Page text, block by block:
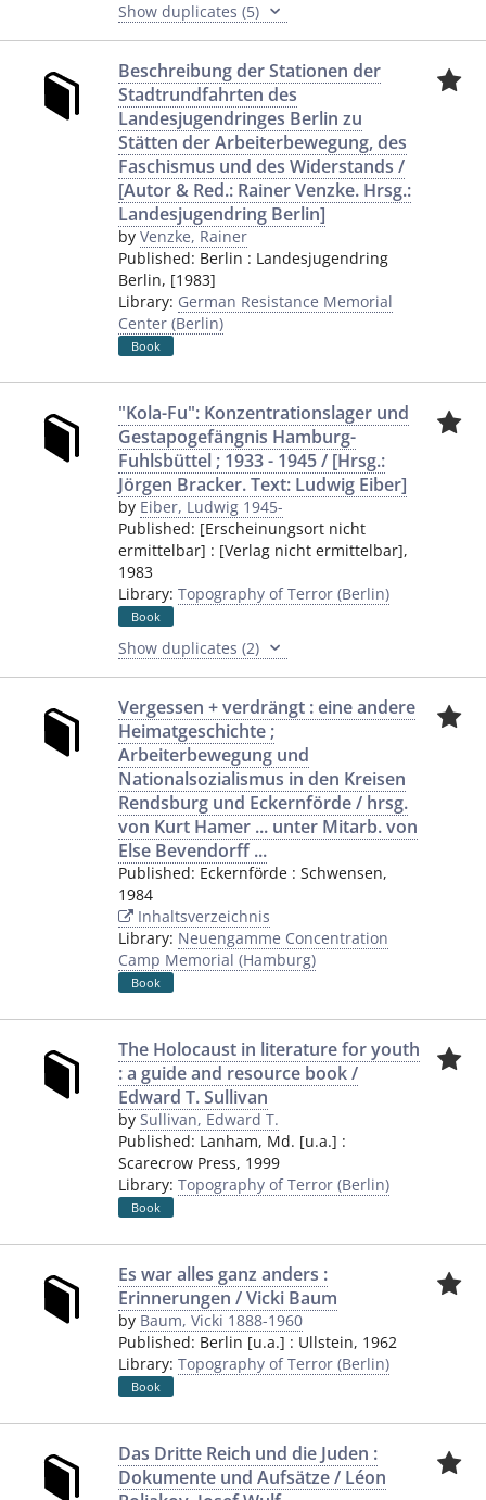
Show duplicates (5)
Beschreibung der Stationen der
Stadtrundfahrten des
Landesjugendringes Berlin zu
Stätten der Arbeiterbewegung, des
Faschismus und des Widerstands /
[Autor & Red.: Rainer Venzke. Hrsg.:
Landesjugendring Berlin]
by Venzke, Rainer
Published: Berlin : Landesjugendring
Berlin, [1983]
Library: German Resistance Memorial
Center (Berlin)
Book
"Kola-Fu": Konzentrationslager und
Gestapogefängnis Hamburg-
Fuhlsbüttel ; 1933 - 1945 / [Hrsg.:
Jörgen Bracker. Text: Ludwig Eiber]
by Eiber, Ludwig 1945-
Published: [Erscheinungsort nicht
ermittelbar] : [Verlag nicht ermittelbar],
1983
Library: Topography of Terror (Berlin)
Book
Show duplicates (2)
Vergessen + verdrängt : eine andere
Heimatgeschichte ;
Arbeiterbewegung und
Nationalsozialismus in den Kreisen
Rendsburg und Eckernförde / hrsg.
von Kurt Hamer ... unter Mitarb. von
Else Bevendorff ...
Published: Eckernförde : Schwensen,
1984
Inhaltsverzeichnis
Library: Neuengamme Concentration
Camp Memorial (Hamburg)
Book
The Holocaust in literature for youth
: a guide and resource book /
Edward T. Sullivan
by Sullivan, Edward T.
Published: Lanham, Md. [u.a.] :
Scarecrow Press, 1999
Library: Topography of Terror (Berlin)
Book
Es war alles ganz anders :
Erinnerungen / Vicki Baum
by Baum, Vicki 1888-1960
Published: Berlin [u.a.] : Ullstein, 1962
Library: Topography of Terror (Berlin)
Book
Das Dritte Reich und die Juden :
Dokumente und Aufsätze / Léon